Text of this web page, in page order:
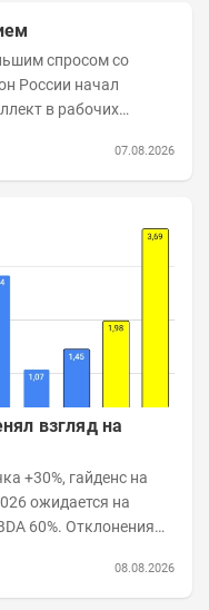
спросом со
России начал
в рабочих
07.08.2026
взгляд на
+30%, гайденс на
08.08.2026